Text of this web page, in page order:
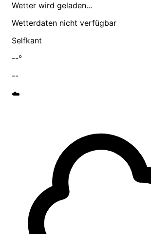
Wetter wird geladen...
Wetterdaten nicht verfügbar
Selfkant
--°
--
☁️